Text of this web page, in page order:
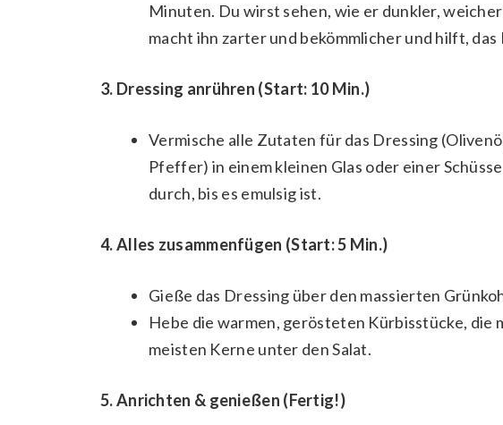
Minuten. Du wirst sehen, wie er dunkler,
macht ihn zarter und bekömmlicher und hilft,
3. Dressing anrühren (Start: 10 Min.)
Vermische alle Zutaten für das Dressing
Pfeffer) in einem kleinen Glas oder einer
durch, bis es emulsig ist.
4. Alles zusammenfügen (Start: 5 Min.)
Gieße das Dressing über den massierten
Hebe die warmen, gerösteten Kürbisstücke, die
meisten Kerne unter den Salat.
5. Anrichten & genießen (Fertig!)